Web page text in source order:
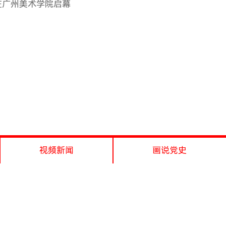
州美术学院启幕
视频新闻 画说党史